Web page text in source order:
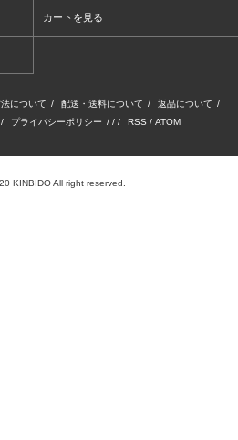
カートを見る
について / 配送・送料について / 返品について /
/ プライバシーポリシー / / / RSS / ATOM
KINBIDO All right reserved.